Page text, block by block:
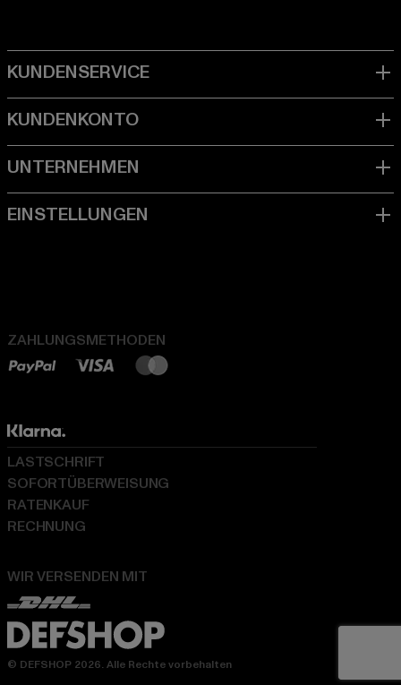
ZAHLUNGSMETHODEN
WIR VERSENDEN MIT
LASTSCHRIFT
SOFORTÜBERWEISUNG
RATENKAUF
RECHNUNG
© DEFSHOP 2026. Alle Rechte vorbehalten